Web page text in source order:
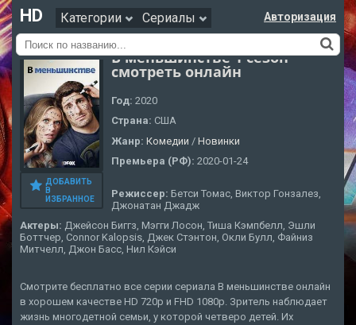
HD Категории Сериалы Авторизация
ДОБАВИТЬ
В
ИЗБРАННОЕ
В меньшинстве 1 сезон
смотреть онлайн
Год: 2020
Страна: США
Жанр: Комедии / Новинки
Премьера (РФ): 2020-01-24
Режиссер: Бетси Томас, Виктор Гонзалез,
Джонатан Джадж
Актеры: Джейсон Биггз, Мэгги Лосон, Тиша Кэмпбелл, Эшли
Боттчер, Connor Kalopsis, Джек Стэнтон, Окли Булл, Файниз
Митчелл, Джон Басс, Нил Кэйси
Смотрите бесплатно все серии сериала В меньшинстве онлайн
в хорошем качестве HD 720p и FHD 1080p. Зритель наблюдает
жизнь многодетной семьи, у которой четверо детей. Их